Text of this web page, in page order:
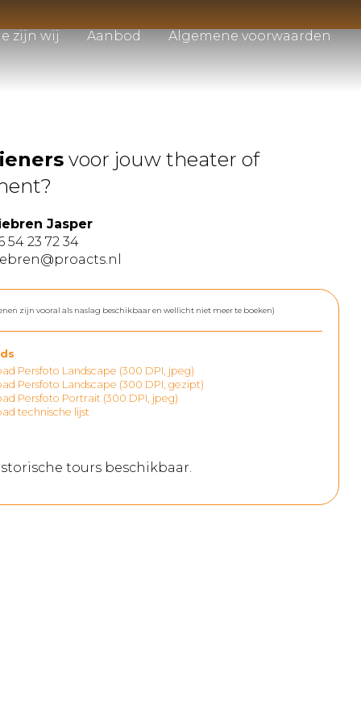
zijn wij Aanbod Algemene voorwaarden
voor jouw theater of
Jasper
54 23 72 34
zijn vooral als naslag beschikbaar en wellicht niet meer te boeken)
Persfoto Landscape (300 DPI, jpeg)
Persfoto Landscape (300 DPI, gezipt)
Persfoto Portrait (300 DPI, jpeg)
technische lijst
tours beschikbaar.